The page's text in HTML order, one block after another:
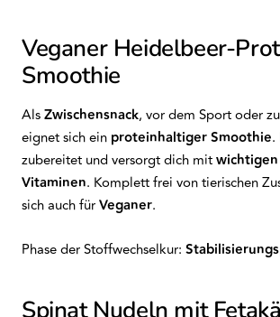
Veganer Heidelbeer-
Smoothie
AlsZwischensnack, vor dem Sport oder
eignet sich ein proteinhaltigerSmoothie.
zubereitet und versorgt dich mit
Vitaminen. Komplett frei von tierischen
sich auch fürVeganer.
Phase der Stoffwechselkur:
Spinat Nudeln mit